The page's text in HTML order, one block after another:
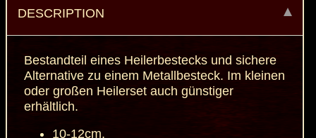
DESCRIPTION
Bestandteil eines Heilerbestecks und sichere
Alternative zu einem Metallbesteck. Im kleinen
oder großen Heilerset auch günstiger
erhältlich.
10-12cm,